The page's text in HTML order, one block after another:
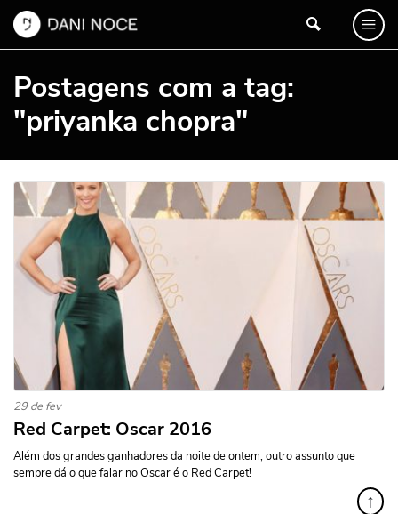
Postagens com a tag:
"priyanka chopra"
29 de fev
Red Carpet: Oscar 2016
Além dos grandes ganhadores da noite de ontem, outro assunto que
sempre dá o que falar no Oscar é o Red Carpet!
↑